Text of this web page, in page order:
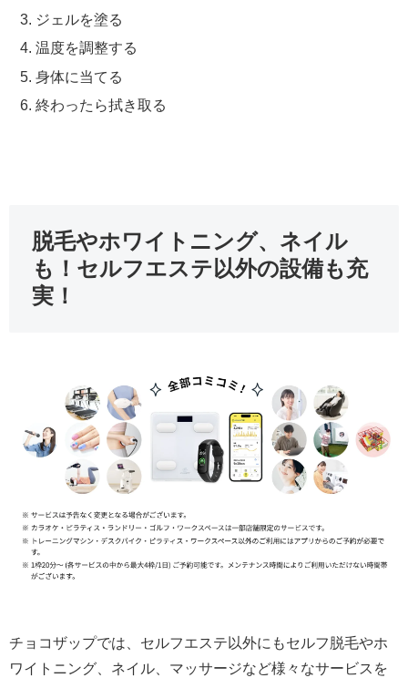
ジェルを塗る
温度を調整する
身体に当てる
終わったら拭き取る
脱毛やホワイトニング、ネイル
も！セルフエステ以外の設備も充
実！
チョコザップでは、セルフエステ以外にもセルフ脱毛やホ
ワイトニング、ネイル、マッサージなど様々なサービスを